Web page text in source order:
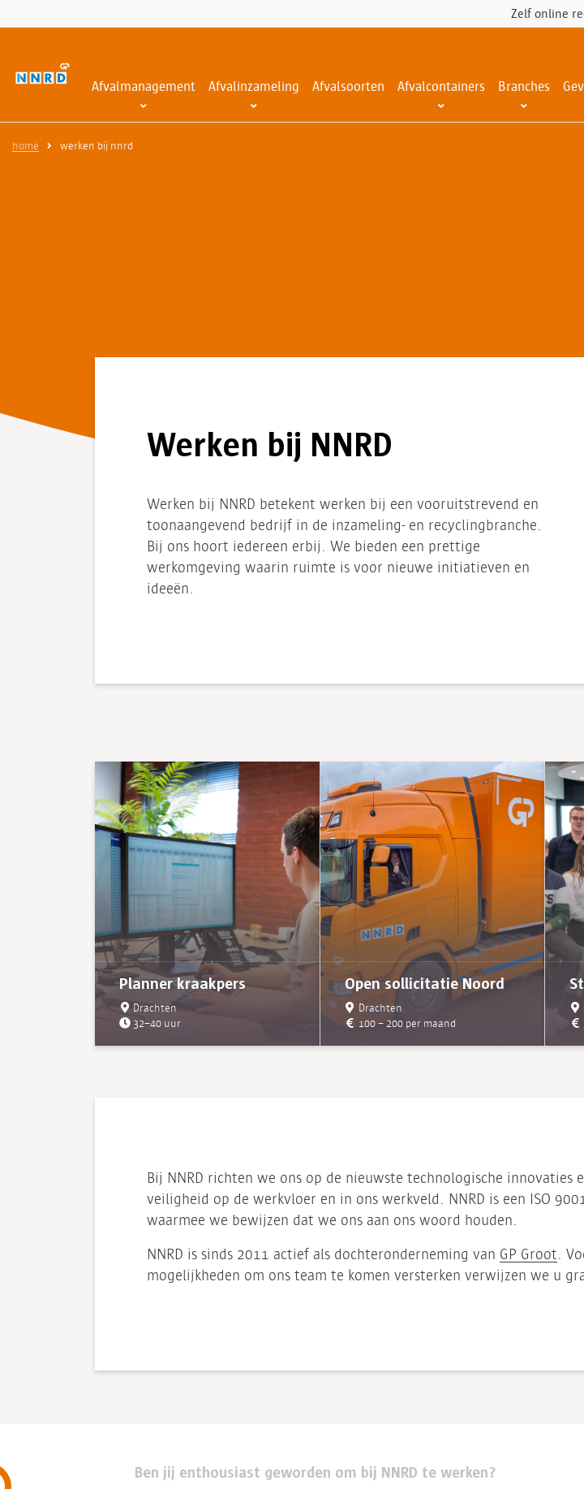
Zelf online
Afvalmanagement Afvalinzameling Afvalsoorten Afvalcontainers Branches
home werken bij nnrd
Werken bij NNRD
Werken bij NNRD betekent werken bij een vooruitstrevend en
toonaangevend bedrijf in de inzameling- en recyclingbranche.
Bij ons hoort iedereen erbij. We bieden een prettige
werkomgeving waarin ruimte is voor nieuwe initiatieven en
ideeën.
Planner kraakpers
Drachten
32–40 uur
Open sollicitatie Noord
Drachten
100 – 200 per maand
Bij NNRD richten we ons op de nieuwste technologische innovaties
veiligheid op de werkvloer en in ons werkveld. NNRD is een ISO
waarmee we bewijzen dat we ons aan ons woord houden.
NNRD is sinds 2011 actief als dochteronderneming van GP Groot .
mogelijkheden om ons team te komen versterken verwijzen we u
Ben jij enthousiast geworden om bij NNRD te werken?